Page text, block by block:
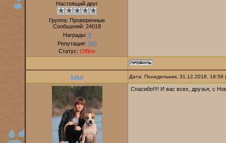
Настоящий друг
Группа: Проверенные
Сообщений: 24018
Награды: 0
Репутация: 363
Статус: Offline
LeLu Дата: Понедельник, 31.12.2018,
Спасибо!!!! И вас всех, друзья, с